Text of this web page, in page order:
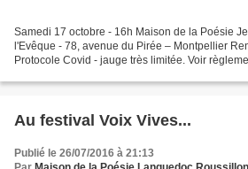
Samedi 17 octobre - 16h Maison de la Poésie
l'Evêque - 78, avenue du Pirée – Montpellier
Protocole Covid - jauge très limitée. Voir
Au festival Voix Vives...
Publié le 26/07/2016 à 21:13